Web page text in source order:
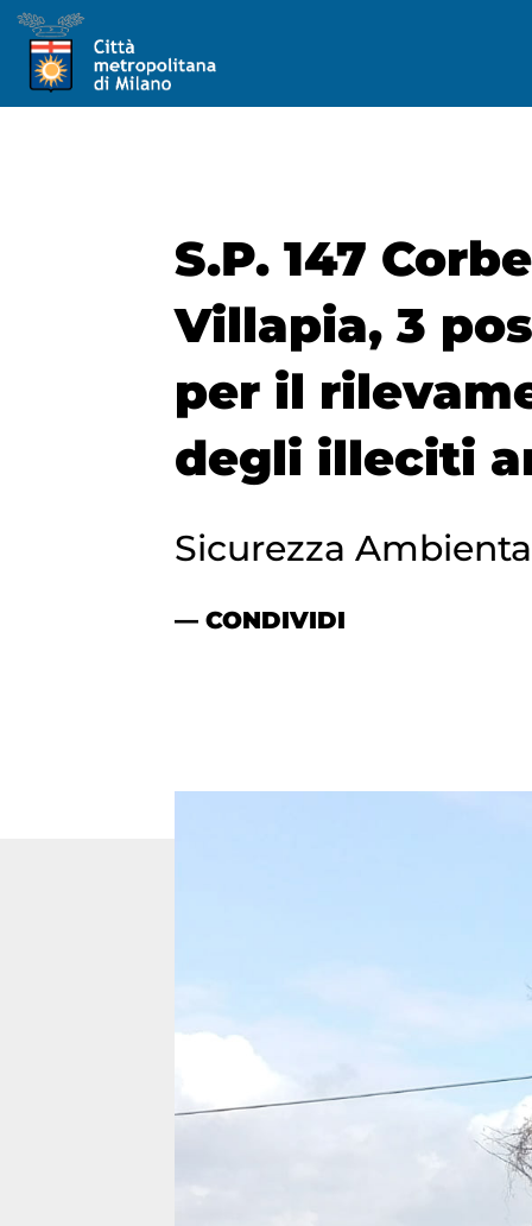
S.P. 147
Villapia, 3
per il
degli illeciti
Sicurezza
— CONDIVIDI